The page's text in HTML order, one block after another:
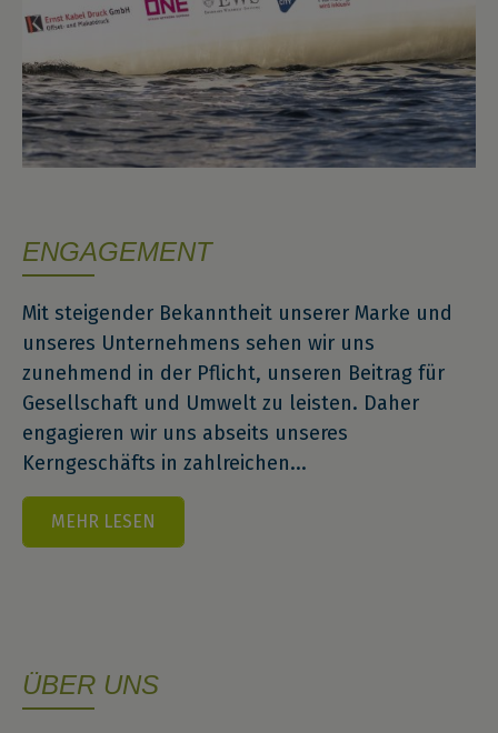
ENGAGEMENT
Mit steigender Bekanntheit unserer Marke und
unseres Unternehmens sehen wir uns
zunehmend in der Pflicht, unseren Beitrag für
Gesellschaft und Umwelt zu leisten. Daher
engagieren wir uns abseits unseres
Kerngeschäfts in zahlreichen...
MEHR LESEN
ÜBER UNS